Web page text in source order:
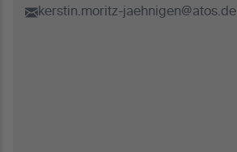
kerstin.moritz-jaehnigen@atos.de